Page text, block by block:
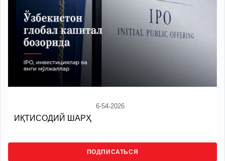
6-54-2026
ИҚТИСОДИЙ ШАРҲ
ПОДПИСАТЬСЯ